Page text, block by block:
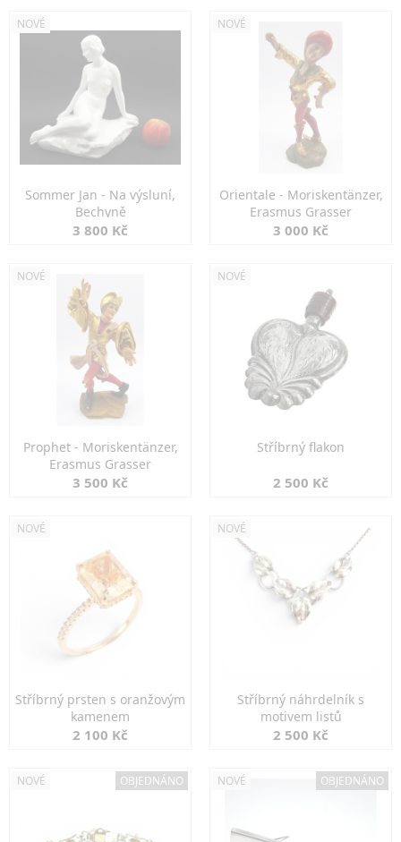
NOVÉ
Sommer Jan - Na výsluní,
Bechyně
3 800 Kč
NOVÉ
Orientale - Moriskentänzer,
Erasmus Grasser
3 000 Kč
NOVÉ
Prophet - Moriskentänzer,
Erasmus Grasser
3 500 Kč
NOVÉ
Stříbrný flakon
2 500 Kč
NOVÉ
Stříbrný prsten s oranžovým
kamenem
2 100 Kč
NOVÉ
Stříbrný náhrdelník s
motivem listů
2 500 Kč
NOVÉ OBJEDNÁNO NOVÉ OBJEDNÁNO